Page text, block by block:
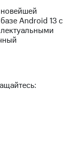
Android 13 с